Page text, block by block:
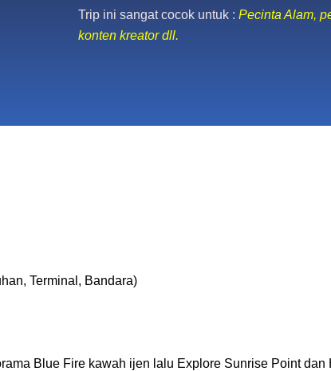
Trip ini sangat cocok untuk : Pecinta Alam,
konten kreator dll.
Terminal, Bandara)
Blue Fire kawah ijen lalu Explore Sunrise Point dan